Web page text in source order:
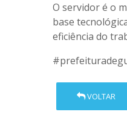
O servidor é o
base
eficiência do
VOLTAR